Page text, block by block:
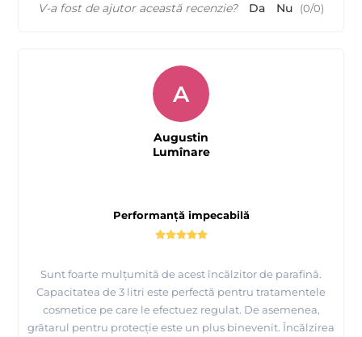
V-a fost de ajutor această recenzie? Da Nu (0/0)
Performanță impecabilă
Sunt foarte mulțumită de acest încălzitor de parafină.
Capacitatea de 3 litri este perfectă pentru tratamentele
cosmetice pe care le efectuez regulat. De asemenea,
grătarul pentru protecție este un plus binevenit. Încălzirea
A
Augustin
Lumînare